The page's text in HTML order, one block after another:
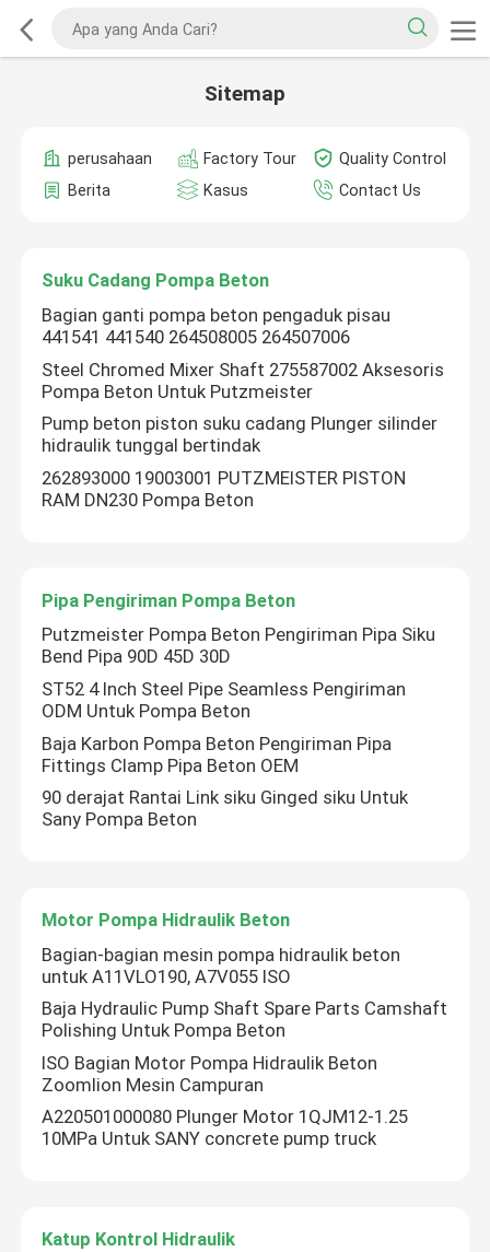
Sitemap
perusahaan Factory Tour
Quality Control
Berita
Kasus Contact Us
Suku Cadang Pompa Beton
Bagian ganti pompa beton pengaduk pisau
441541 441540 264508005 264507006
Steel Chromed Mixer Shaft 275587002 Aksesoris
Pompa Beton Untuk Putzmeister
Pump beton piston suku cadang Plunger silinder
hidraulik tunggal bertindak
262893000 19003001 PUTZMEISTER PISTON
RAM DN230 Pompa Beton
Pipa Pengiriman Pompa Beton
Putzmeister Pompa Beton Pengiriman Pipa Siku
Bend Pipa 90D 45D 30D
ST52 4 Inch Steel Pipe Seamless Pengiriman
ODM Untuk Pompa Beton
Baja Karbon Pompa Beton Pengiriman Pipa
Fittings Clamp Pipa Beton OEM
90 derajat Rantai Link siku Ginged siku Untuk
Sany Pompa Beton
Motor Pompa Hidraulik Beton
Bagian-bagian mesin pompa hidraulik beton
untuk A11VLO190, A7V055 ISO
Baja Hydraulic Pump Shaft Spare Parts Camshaft
Polishing Untuk Pompa Beton
ISO Bagian Motor Pompa Hidraulik Beton
Zoomlion Mesin Campuran
A220501000080 Plunger Motor 1QJM12-1.25
10MPa Untuk SANY concrete pump truck
Katup Kontrol Hidraulik